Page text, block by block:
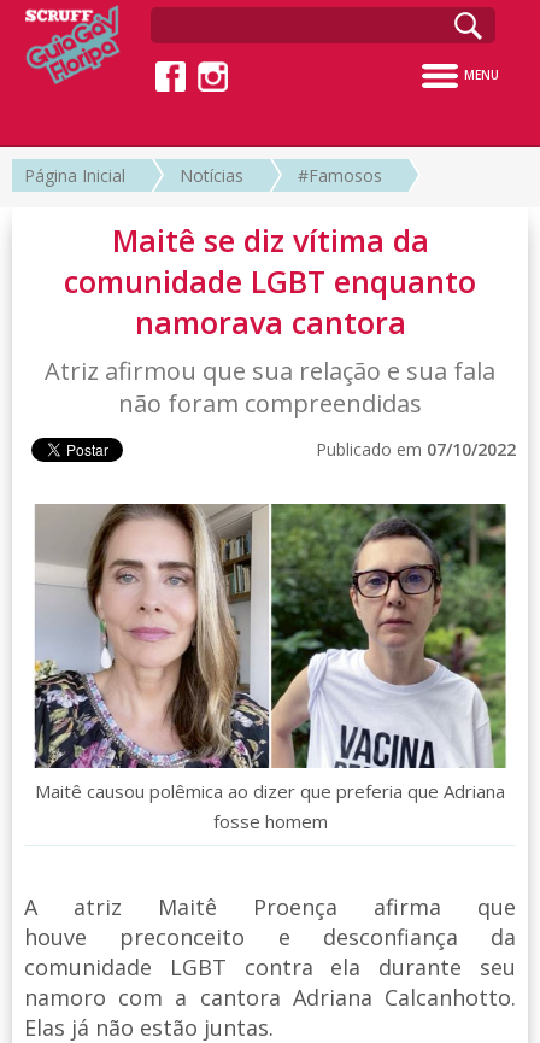
MENU
Página Inicial Notícias #Famosos
Maitê se diz vítima da
comunidade LGBT enquanto
namorava cantora
Atriz afirmou que sua relação e sua fala
não foram compreendidas
Publicado em 07/10/2022
Maitê causou polêmica ao dizer que preferia que Adriana
fosse homem
A atriz Maitê Proença afirma que
houve preconceito e desconfiança da
comunidade LGBT contra ela durante seu
namoro com a cantora Adriana Calcanhotto.
Elas já não estão juntas.